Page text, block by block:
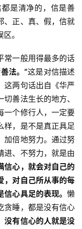
是清净的，信是善
、正、真、假，信就
。
常一般用得最多的话
法。”这是对信描述
这两句话出自《华严
善法生长的地方、
一个修行人，一定要
样，是不是真正具足
加倍地努力。通过努
进、不努力，就是由
信心，就会对自己的
，对自己所从事的每
心具足的表现。 懒
贪睡，都是没有信心
没有信心的人就是没